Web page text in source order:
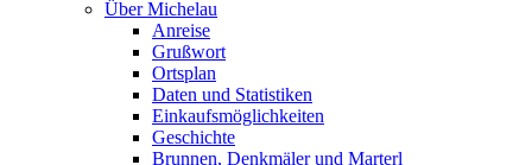
Über Michelau
Anreise
Grußwort
Ortsplan
Daten und Statistiken
Einkaufsmöglichkeiten
Geschichte
Brunnen, Denkmäler und Marterl